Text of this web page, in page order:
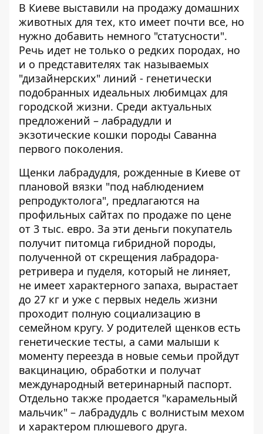
В Киеве выставили на продажу домашних
животных для тех, кто имеет почти все, но
нужно добавить немного "статусности".
Речь идет не только о редких породах, но
и о представителях так называемых
"дизайнерских" линий - генетически
подобранных идеальных любимцах для
городской жизни. Среди актуальных
предложений – лабрадудли и
экзотические кошки породы Саванна
первого поколения.
Щенки лабрадудля, рожденные в Киеве от
плановой вязки "под наблюдением
репродуктолога", предлагаются на
профильных сайтах по продаже по цене
от 3 тыс. евро. За эти деньги покупатель
получит питомца гибридной породы,
полученной от скрещения лабрадора-
ретривера и пуделя, который не линяет,
не имеет характерного запаха, вырастает
до 27 кг и уже с первых недель жизни
проходит полную социализацию в
семейном кругу. У родителей щенков есть
генетические тесты, а сами малыши к
моменту переезда в новые семьи пройдут
вакцинацию, обработки и получат
международный ветеринарный паспорт.
Отдельно также продается "карамельный
мальчик" – лабрадудль с волнистым мехом
и характером плюшевого друга.